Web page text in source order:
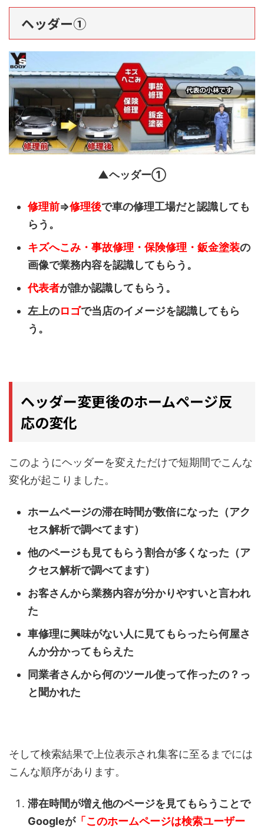
ヘッダー①
▲ヘッダー①
修理前⇒修理後で車の修理工場だと認識しても
らう。
キズへこみ・事故修理・保険修理・鈑金塗装の
画像で業務内容を認識してもらう。
代表者が誰か認識してもらう。
左上のロゴで当店のイメージを認識してもら
う。
ヘッダー変更後のホームページ反
応の変化
このようにヘッダーを変えただけで短期間でこんな
変化が起こりました。
ホームページの滞在時間が数倍になった（アク
セス解析で調べてます）
他のページも見てもらう割合が多くなった（ア
クセス解析で調べてます）
お客さんから業務内容が分かりやすいと言われ
た
車修理に興味がない人に見てもらったら何屋さ
んか分かってもらえた
同業者さんから何のツール使って作ったの？っ
と聞かれた
そして検索結果で上位表示され集客に至るまでには
こんな順序があります。
滞在時間が増え他のページを見てもらうことで
Googleが「このホームページは検索ユーザー